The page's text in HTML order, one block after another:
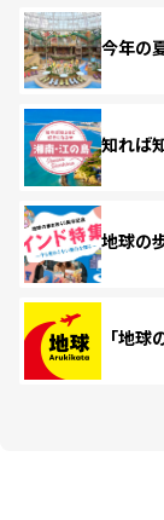
今年の
知れば
地球の
「地